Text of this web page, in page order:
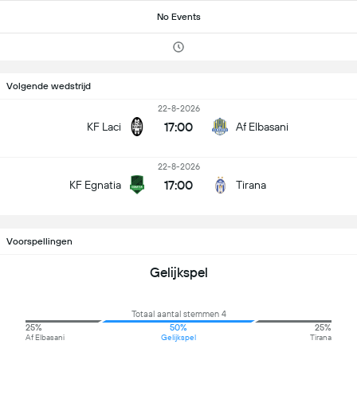
No Events
Volgende wedstrijd
KF Laci
22-8-2026
17:00 Af Elbasani
KF Egnatia
22-8-2026
17:00 Tirana
Voorspellingen
Gelijkspel
Totaal aantal stemmen 4
25%
Af Elbasani
50%
Gelijkspel
25%
Tirana